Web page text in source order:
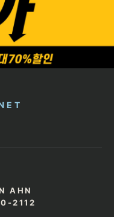
AHN
2112